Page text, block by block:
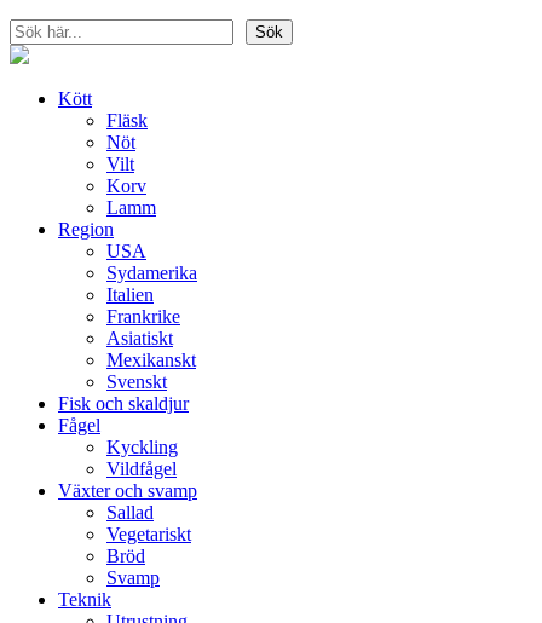
Sök
Sök
Kött
Fläsk
Nöt
Vilt
Korv
Lamm
Region
USA
Sydamerika
Italien
Frankrike
Asiatiskt
Mexikanskt
Svenskt
Fisk och skaldjur
Fågel
Kyckling
Vildfågel
Växter och svamp
Sallad
Vegetariskt
Bröd
Svamp
Teknik